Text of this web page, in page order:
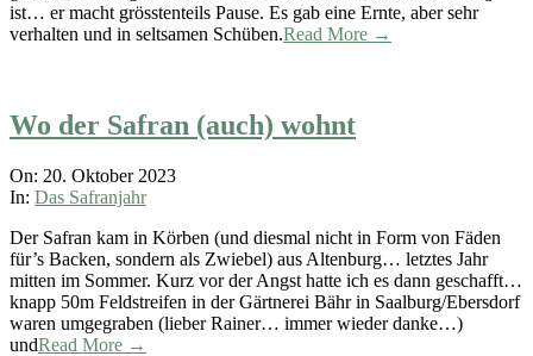
ist… er macht grösstenteils Pause. Es gab eine Ernte, aber sehr
verhalten und in seltsamen Schüben.Read More →
Wo der Safran (auch) wohnt
2023-
10-
On: 20. Oktober 2023
In: Das Safranjahr
Der Safran kam in Körben (und diesmal nicht in Form von Fäden
für’s Backen, sondern als Zwiebel) aus Altenburg… letztes Jahr
mitten im Sommer. Kurz vor der Angst hatte ich es dann geschafft…
knapp 50m Feldstreifen in der Gärtnerei Bähr in Saalburg/Ebersdorf
waren umgegraben (lieber Rainer… immer wieder danke…)
undRead More →